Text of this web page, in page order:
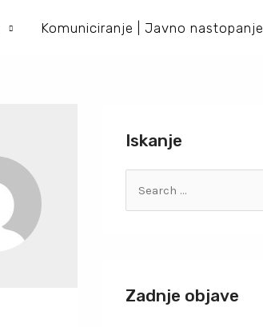
Komuniciranje | Javno nastopanje
Iskanje
Zadnje objave